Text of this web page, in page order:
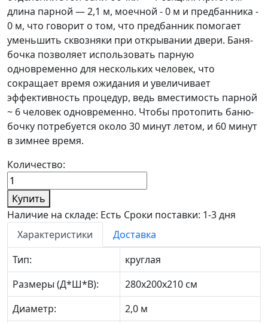
длина парной — 2,1 м, моечной - 0 м и предбанника -
0 м, что говорит о том, что предбанник помогает
уменьшить сквозняки при открывании двери. Баня-
бочка позволяет использовать парную
одновременно для нескольких человек, что
сокращает время ожидания и увеличивает
эффективность процедур, ведь вместимость парной
~ 6 человек одновременно. Чтобы протопить баню-
бочку потребуется около 30 минут летом, и 60 минут
в зимнее время.
Количество:
Купить
Наличие на складе: Есть Сроки поставки: 1-3 дня
Характеристики
Доставка
Тип:
круглая
Размеры (Д*Ш*В):
280х200х210 см
Диаметр:
2,0 м